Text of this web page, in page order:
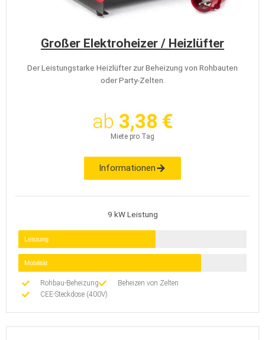
Großer Elektroheizer / Heizlüfter
Der Leistungstarke Heizlüfter zur Beheizung von Rohbauten
oder Party-Zelten.
ab 3,38 €
Miete pro Tag
Informationen
9 kW Leistung
Leistung
Mobilität
Rohbau-Beheizung
Beheizen von Zelten
CEE-Steckdose (400V)